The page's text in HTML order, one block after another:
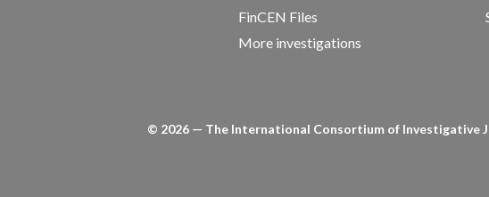
FinCEN Files
More investigations
© 2026 — The International Consortium of Investigative